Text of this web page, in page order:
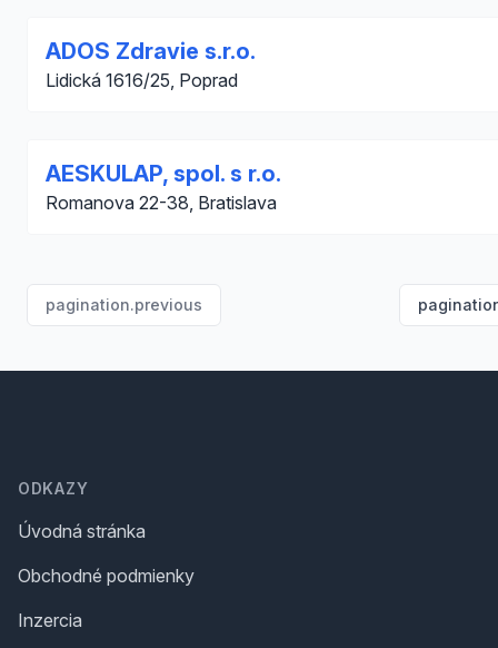
ADOS Zdravie s.r.o.
Lidická 1616/25, Poprad
AESKULAP, spol. s r.o.
Romanova 22-38, Bratislava
pagination.previous
ODKAZY
Úvodná stránka
Obchodné podmienky
Inzercia